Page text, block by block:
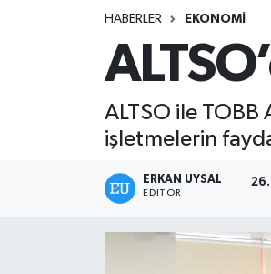
HABERLER EKONOMİ
ALTSO ile
işletmelerin
ERKAN UYSAL
EDITÖR
EKONOMİ
TURİZM
Namaz Vakitleri
Trafik Durumu
Süper Lig Puan Durumu ve